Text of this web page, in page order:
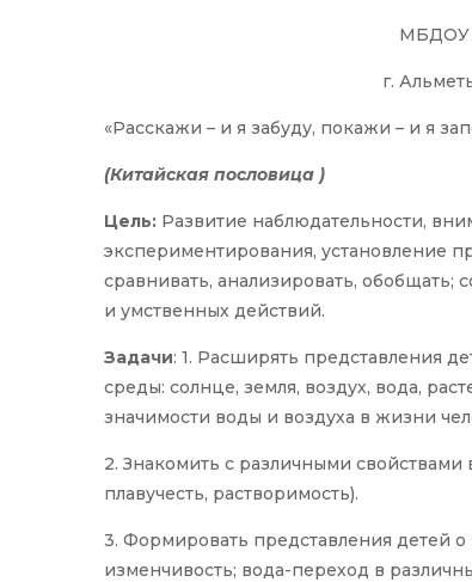
МБДОУ
г.
«Расскажи – и я забуду, покажи – и я
(Китайская пословица )
Цель: Развитие наблюдательности,
экспериментирования, установление
сравнивать, анализировать,
и умственных действий.
Задачи: 1. Расширять представления
среды: солнце, земля, воздух, вода,
значимости воды и воздуха в жизни
2. Знакомить с различными свойствами
плавучесть, растворимость).
3. Формировать представления детей о
изменчивость; вода-переход в